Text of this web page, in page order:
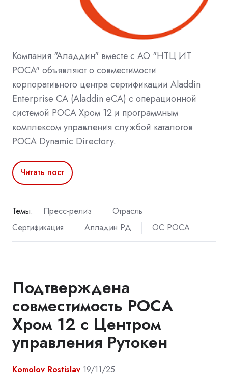
Компания "Аладдин" вместе с АО "НТЦ ИТ
РОСА" объявляют о совместимости
корпоративного центра сертификации Aladdin
Enterprise CA (Aladdin eCA) с операционной
системой РОСА Хром 12 и программным
комплексом управления службой каталогов
РОСА Dynamic Directory.
Читать пост
Темы: Пресс-релиз
Отрасль
Сертификация
Алладин РД ОС РОСА
Подтверждена
совместимость РОСА
Хром 12 с Центром
управления Рутокен
Komolov Rostislav 19/11/25